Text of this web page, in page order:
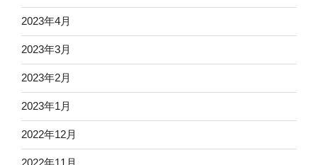
2023年4月
2023年3月
2023年2月
2023年1月
2022年12月